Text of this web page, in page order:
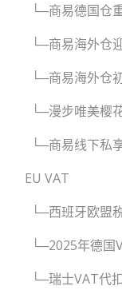
└─商易德国仓
└─商易海外仓
└─商易海外仓
└─漫步唯美樱
└─商易线下私
EU VAT
└─西班牙欧盟
└─2025年德国
└─瑞士VAT代